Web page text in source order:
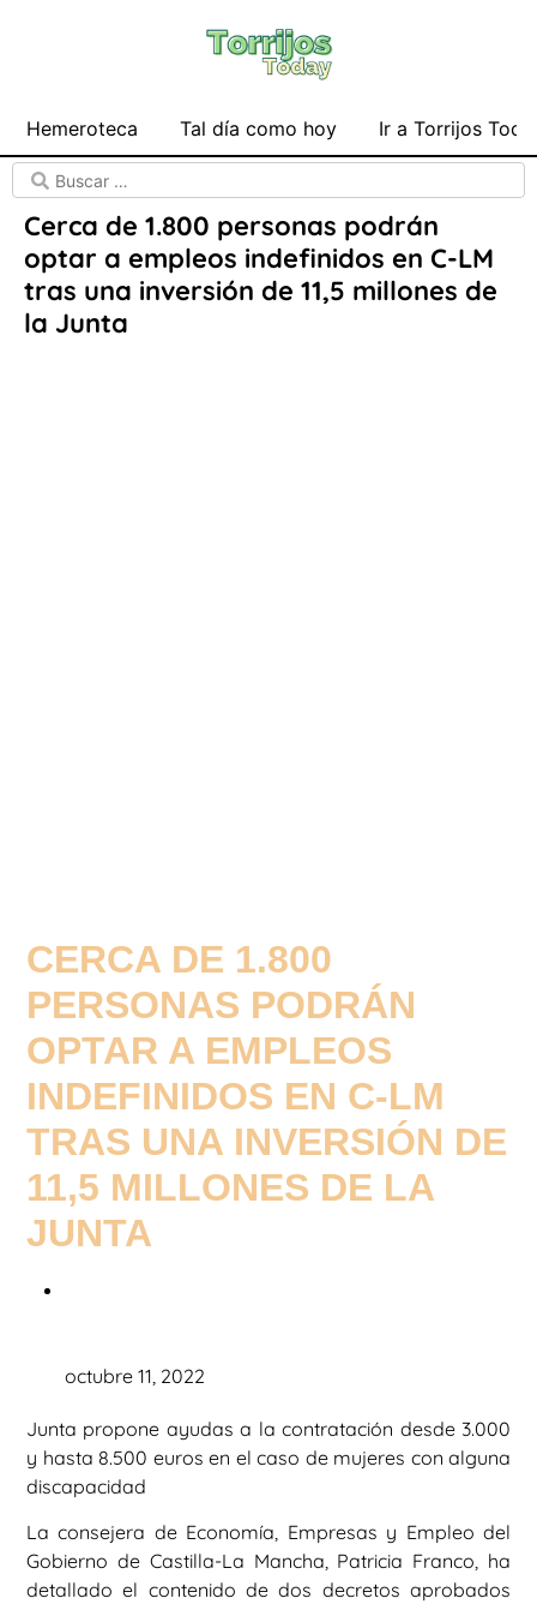
Hemeroteca Tal día como hoy Ir a Torrijos
Cerca de 1.800 personas podrán
optar a empleos indefinidos en C-LM
tras una inversión de 11,5 millones de
la Junta
CERCA DE 1.800
PERSONAS PODRÁN
OPTAR A EMPLEOS
INDEFINIDOS EN C-LM
TRAS UNA INVERSIÓN DE
11,5 MILLONES DE LA
JUNTA
octubre 11, 2022
Junta propone ayudas a la contratación desde 3.000
y hasta 8.500 euros en el caso de mujeres con alguna
discapacidad
La consejera de Economía, Empresas y Empleo del
Gobierno de Castilla-La Mancha, Patricia Franco, ha
detallado el contenido de dos decretos aprobados